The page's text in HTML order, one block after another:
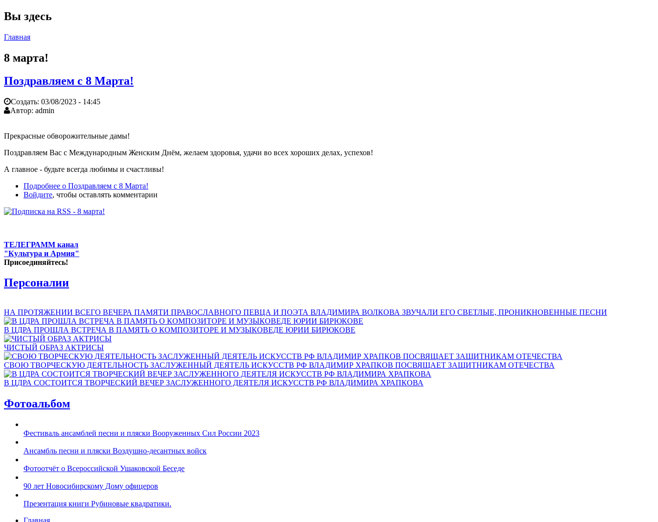
Вы здесь
Главная
8 марта!
Поздравляем с 8 Марта!
Создать: 03/08/2023 - 14:45
Автор: admin
Прекрасные обворожительные дамы!
Поздравляем Вас с Международным Женским Днём, желаем здоровья, удачи во всех хороших делах, успехов!
А главное - будьте всегда любимы и счастливы!
Подробнее о Поздравляем с 8 Марта!
Войдите, чтобы оставлять комментарии
ТЕЛЕГРАММ канал
"Культура и Армия"
Присоединяйтесь!
Персоналии
НА ПРОТЯЖЕНИИ ВСЕГО ВЕЧЕРА ПАМЯТИ ПРАВОСЛАВНОГО ПЕВЦА И ПОЭТА ВЛАДИМИРА ВОЛКОВА ЗВУЧАЛИ ЕГО СВЕТЛЫЕ, ПРОНИКНОВЕННЫЕ ПЕСНИ
В ЦДРА ПРОШЛА ВСТРЕЧА В ПАМЯТЬ О КОМПОЗИТОРЕ И МУЗЫКОВЕДЕ ЮРИИ БИРЮКОВЕ
ЧИСТЫЙ ОБРАЗ АКТРИСЫ
СВОЮ ТВОРЧЕСКУЮ ДЕЯТЕЛЬНОСТЬ ЗАСЛУЖЕННЫЙ ДЕЯТЕЛЬ ИСКУССТВ РФ ВЛАДИМИР ХРАПКОВ ПОСВЯЩАЕТ ЗАЩИТНИКАМ ОТЕЧЕСТВА
В ЦДРА СОСТОИТСЯ ТВОРЧЕСКИЙ ВЕЧЕР ЗАСЛУЖЕННОГО ДЕЯТЕЛЯ ИСКУССТВ РФ ВЛАДИМИРА ХРАПКОВА
Фотоальбом
Фестиваль ансамблей песни и пляски Вооруженных Сил России 2023
Ансамбль песни и пляски Воздушно-десантных войск
Фотоотчёт о Всероссийской Ушаковской Беседе
90 лет Новосибирскому Дому офицеров
Презентация книги Рубиновые квадратики.